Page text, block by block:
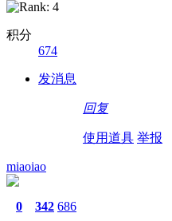
积分
674
发消息
回复
使用道具 举报
miaoiao
0 342 686